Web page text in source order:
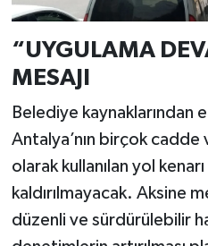
“UYGULAMA
MESAJI
Belediye kaynaklarından
Antalya’nın birçok cadde
olarak kullanılan yol
kaldırılmayacak. Aksine
düzenli ve sürdürülebilir